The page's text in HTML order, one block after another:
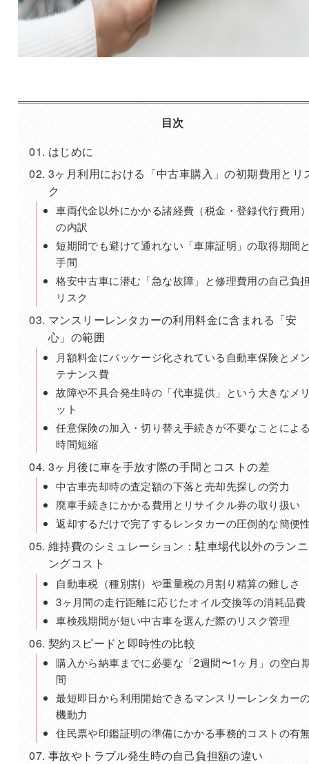
目次
はじめに
3ヶ月利用における「中古車購入」の初期費用とリ
ク
車両代金以外にかかる諸経費（税金・登録代行費用
の内訳
短期間でも避けて通れない「車庫証明」の取得期間
手間
格安中古車に潜む「急な故障」と修理費用の自己負
リスク
マンスリーレンタカーの利用料金に含まれる「安
心」の範囲
月額料金にパッケージ化されている自動車保険とメ
テナンス費
故障や不具合発生時の「代車提供」という大きなメ
ット
任意保険の加入・切り替え手続きが不要なことによ
時間短縮
3ヶ月後に車を手放す際の手間とコストの差
中古車売却時の査定額の下落と売却先探しの労力
廃車手続きにかかる費用とリサイクル券の取り扱い
返却するだけで完了するレンタカーの圧倒的な簡便
維持費のシミュレーション：駐車場代以外のランニ
ングコスト
自動車税（種別割）や重量税の月割り精算の難しさ
3ヶ月間の走行距離に応じたオイル交換等の消耗品費
車検残期間が短い中古車を選んだ際のリスク管理
契約スピードと即時性の比較
購入から納車までに必要な「2週間〜1ヶ月」の空白
間
最短即日から利用開始できるマンスリーレンタカー
機動力
住民票や印鑑証明の準備にかかる事務的コストの有
事故やトラブル発生時の自己負担額の違い